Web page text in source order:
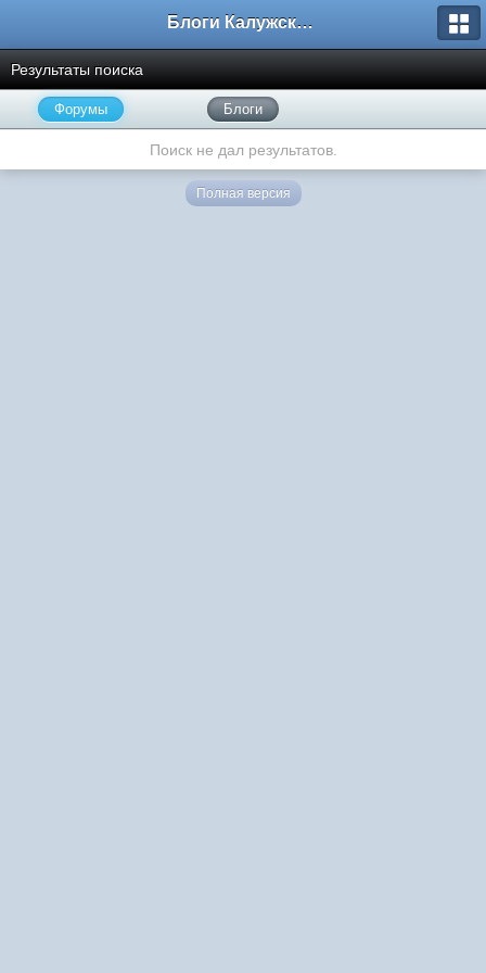
Блоги Калужского перекрестка
Результаты поиска
Форумы Блоги
Поиск не дал результатов.
Полная версия